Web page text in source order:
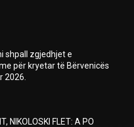
shpall zgjedhjet e
për kryetar të Bërvenicës
2026.
NIKOLOSKI FLET: A PO